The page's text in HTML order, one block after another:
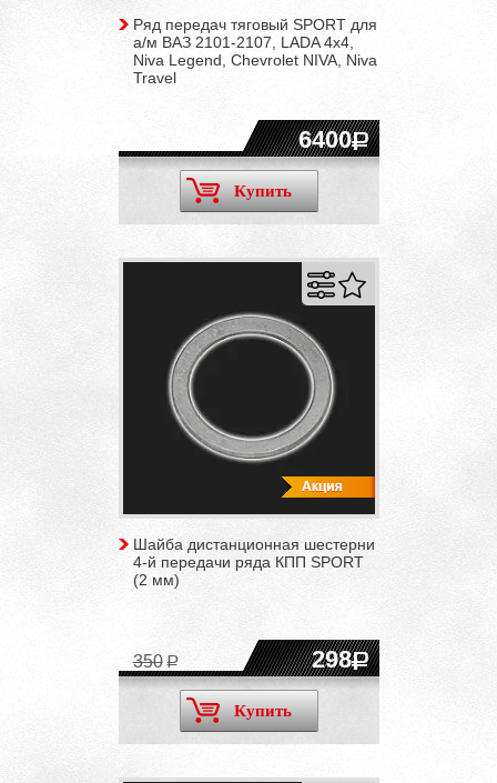
Ряд передач тяговый SPORT для
а/м ВАЗ 2101-2107, LADA 4x4,
Niva Legend, Chevrolet NIVA, Niva
Travel
6400
Купить
Шайба дистанционная шестерни
4-й передачи ряда КПП SPORT
(2 мм)
298
350
Купить